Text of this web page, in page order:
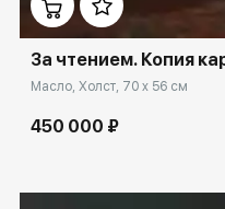
За чтением. Копия
Масло, Холст, 70 x 56 см
450 000 ₽